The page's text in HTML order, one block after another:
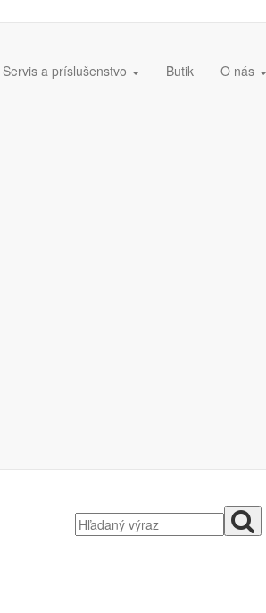
Servis a príslušenstvo Butik O nás